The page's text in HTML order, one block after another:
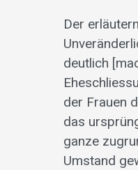
Der
deutlich
der Frauen
das
ganze
Umstand